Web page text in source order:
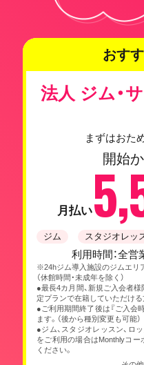
おす
法人 ジム・
まずはおた
開始
月払い
ジム スタジオレッ
利用時間：全営
※24hジム導入施設のジムエリ
（休館時間・未成年を除く）
●最長4カ月間、新規ご入会者
定プランで在籍していただける
●ご利用期間終了後は『ご入会
ます。（後から種別変更も可能）
●ジム、スタジオレッスン、ロ
をご利用の場合はMonthlyコ
ください。